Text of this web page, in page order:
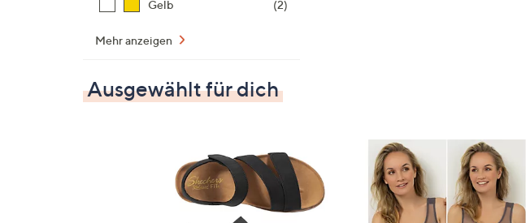
Gelb
(2)
Mehr anzeigen
Ausgewählt für dich